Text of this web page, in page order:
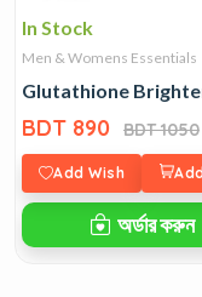
In Stock
Men & Womens Essentials
Glutathione
BDT 890 BDT 1050
Add Wish
অর্ডার করুন